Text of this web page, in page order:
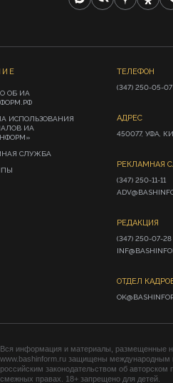
ОБ ИА
ИСПОЛЬЗОВАНИЯ
ИА
СЛУЖБА
ТЕЛЕФОН
(347) 250-05-07
АДРЕС
450077, УФА,
РЕКЛАМНАЯ
(347) 250-11-11
РЕДАКЦИЯ
(347) 250-07-28
ОТДЕЛ
Вся информация и материалы, размещенные
www.bashinform.ru защищены международным
российским законодательством об авторском
смежных правах. 18+ запрещено для детей.